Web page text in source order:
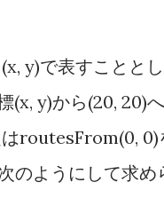
y)で表すことと
(x, y)から(20, 20)
routesFrom(0, 0)
のようにして求め